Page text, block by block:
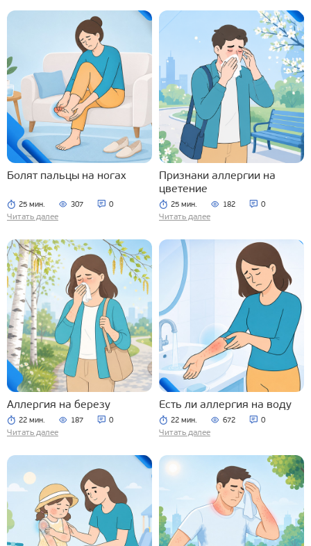
Болят пальцы на ногах
25 мин. 307 0
Читать далее
Признаки аллергии на
цветение
25 мин. 182 0
Читать далее
Аллергия на березу
22 мин. 187 0
Читать далее
Есть ли аллергия на воду
22 мин. 672 0
Читать далее